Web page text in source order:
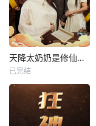
天降太奶奶是修仙老祖
已完结